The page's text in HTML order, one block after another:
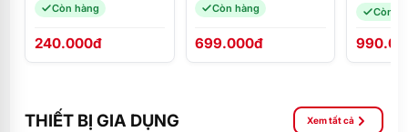
Còn hàng
240.000đ
Còn hàng
699.000đ
(USB
Còn
THIẾT BỊ GIA DỤNG Xem tất cả